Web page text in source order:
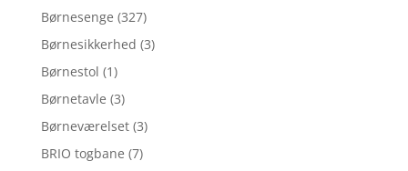
Børnesenge (327)
Børnesikkerhed (3)
Børnestol (1)
Børnetavle (3)
Børneværelset (3)
BRIO togbane (7)